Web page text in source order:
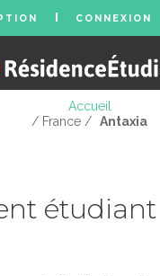
CONNEXION
Accueil
/ France / Antaxia